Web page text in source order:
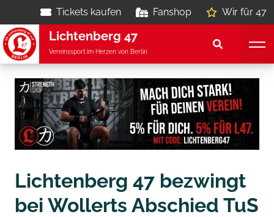
Tickets kaufen Fanshop Wir für 47
Lichtenberg 47
Vereinssport im Herzen von Berlin
Lichtenberg 47 bezwingt
bei Wollerts Abschied TuS